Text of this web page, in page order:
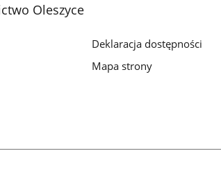
Oleszyce
Deklaracja dostępności
Mapa strony